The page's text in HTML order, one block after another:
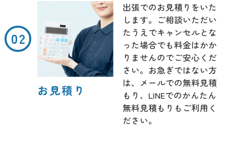
お見積り
出張でのお見積りをいた
します。ご相談いただい
たうえでキャンセルとな
った場合でも料金はかか
りませんのでご安心くだ
さい。お急ぎではない方
は、メールでの無料見積
もり、LINEでのかんたん
無料見積もりもご利用く
ださい。